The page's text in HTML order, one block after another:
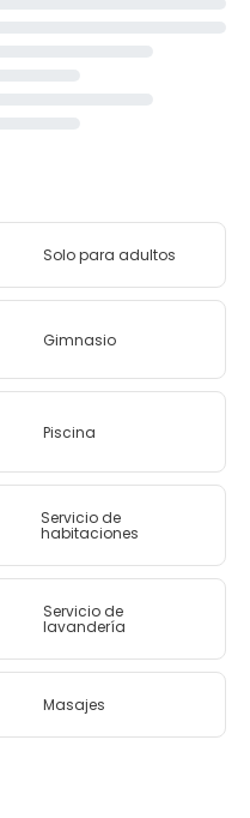
Solo para adultos
Gimnasio
Piscina
Servicio de
habitaciones
Servicio de
lavandería
Masajes